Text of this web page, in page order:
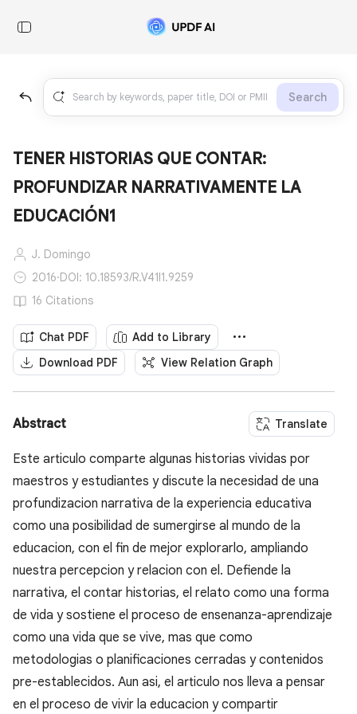
Search
TENER HISTORIAS QUE CONTAR:
PROFUNDIZAR NARRATIVAMENTE LA
EDUCACIÓN1
J. Domingo
2016·DOI: 10.18593/R.V41I1.9259
16 Citations
Chat PDF
Add to Library
Download PDF
View Relation Graph
Abstract Translate
Este articulo comparte algunas historias vividas por
maestros y estudiantes y discute la necesidad de una
profundizacion narrativa de la experiencia educativa
como una posibilidad de sumergirse al mundo de la
educacion, con el fin de mejor explorarlo, ampliando
nuestra percepcion y relacion con el. Defiende la
narrativa, el contar historias, el relato como una forma
de vida y sostiene el proceso de ensenanza-aprendizaje
como una vida que se vive, mas que como
metodologias o planificaciones cerradas y contenidos
pre-establecidos. Aun asi, el articulo nos lleva a pensar
en el proceso de vivir la educacion y compartir